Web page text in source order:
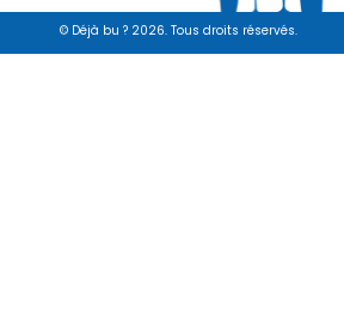
© Déjà bu ? 2026. Tous droits réservés.